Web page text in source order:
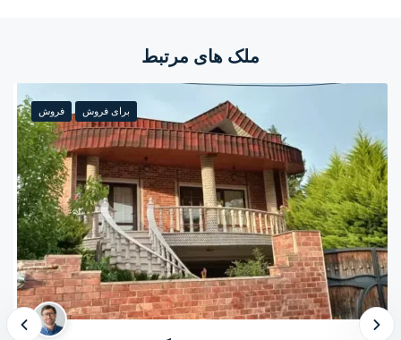
ملک های مرتبط
برای فروش فروش